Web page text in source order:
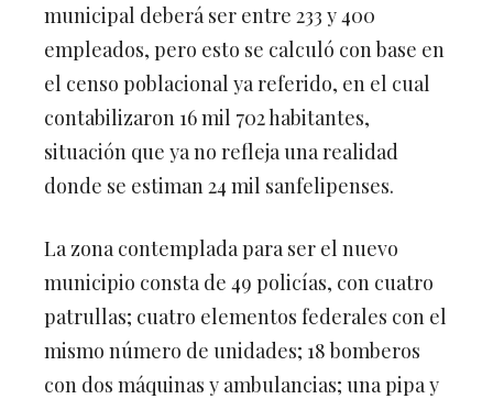
municipal deberá ser entre 233 y 400
empleados, pero esto se calculó con base en
el censo poblacional ya referido, en el cual
contabilizaron 16 mil 702 habitantes,
situación que ya no refleja una realidad
donde se estiman 24 mil sanfelipenses.
La zona contemplada para ser el nuevo
municipio consta de 49 policías, con cuatro
patrullas; cuatro elementos federales con el
mismo número de unidades; 18 bomberos
con dos máquinas y ambulancias; una pipa y